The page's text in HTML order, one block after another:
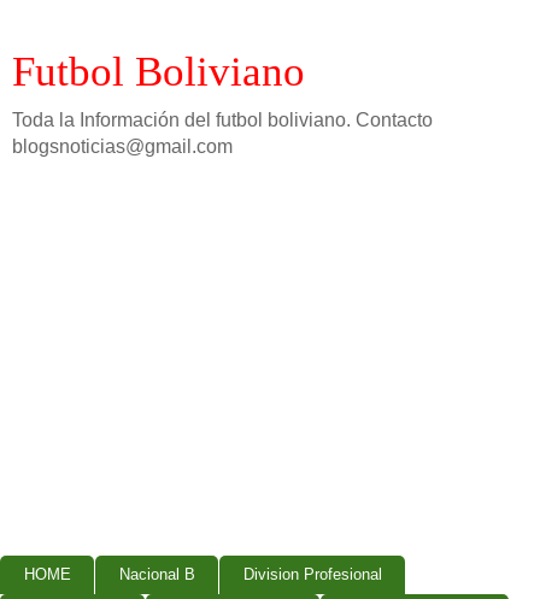
Futbol Boliviano
Toda la Información del futbol boliviano. Contacto
blogsnoticias@gmail.com
HOME Nacional B Division Profesional